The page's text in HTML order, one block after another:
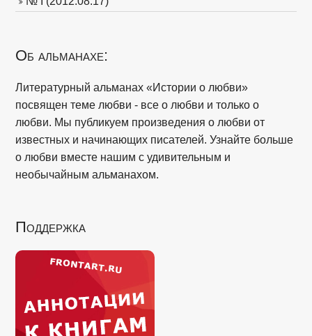
Об альманахе:
Литературный альманах «Истории о любви»
посвящен теме любви - все о любви и только о
любви. Мы публикуем произведения о любви от
известных и начинающих писателей. Узнайте больше
о любви вместе нашим с удивительным и
необычайным альманахом.
Поддержка